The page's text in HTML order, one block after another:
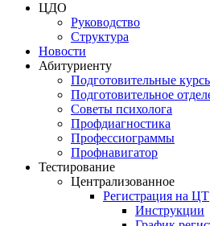
ЦДО
Руководство
Структура
Новости
Абитуриенту
Подготовительные
Подготовительное
Советы психолога
Профдиагностика
Профессиограммы
Профнавигатор
Тестирование
Централизованное
Регистрация на ЦТ
Инструкции